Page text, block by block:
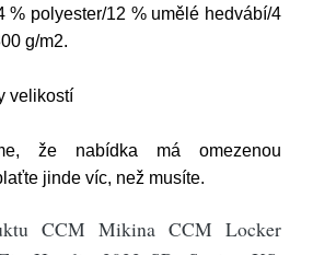
% polyester/12 % umělé hedvábí/4
g/m2.
velikostí
že nabídka má omezenou
jinde víc, než musíte.
CCM Mikina CCM Locker